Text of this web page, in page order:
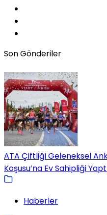
Son Gönderiler
ATA Çiftliği Geleneksel
Koşusu’na Ev Sahipliği
Haberler